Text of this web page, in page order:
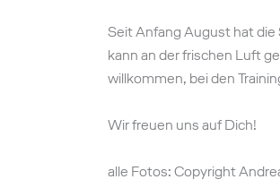
Seit Anfang August hat
kann an der frischen Luft
willkommen, bei den
Wir freuen uns auf Dich!
alle Fotos: Copyright